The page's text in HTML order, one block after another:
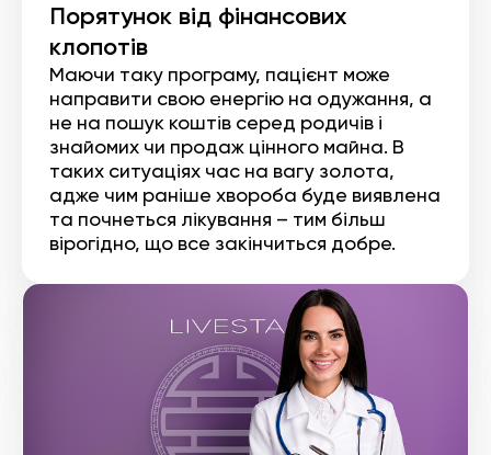
Порятунок від фінансових
клопотів
Маючи таку програму, пацієнт може
направити свою енергію на одужання, а
не на пошук коштів серед родичів і
знайомих чи продаж цінного майна. В
таких ситуаціях час на вагу золота,
адже чим раніше хвороба буде виявлена
та почнеться лікування – тим більш
вірогідно, що все закінчиться добре.